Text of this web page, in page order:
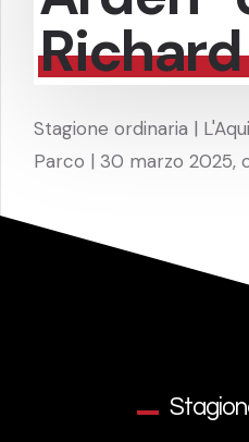
Stagione ordinaria |
Parco | 30 marzo 2025,